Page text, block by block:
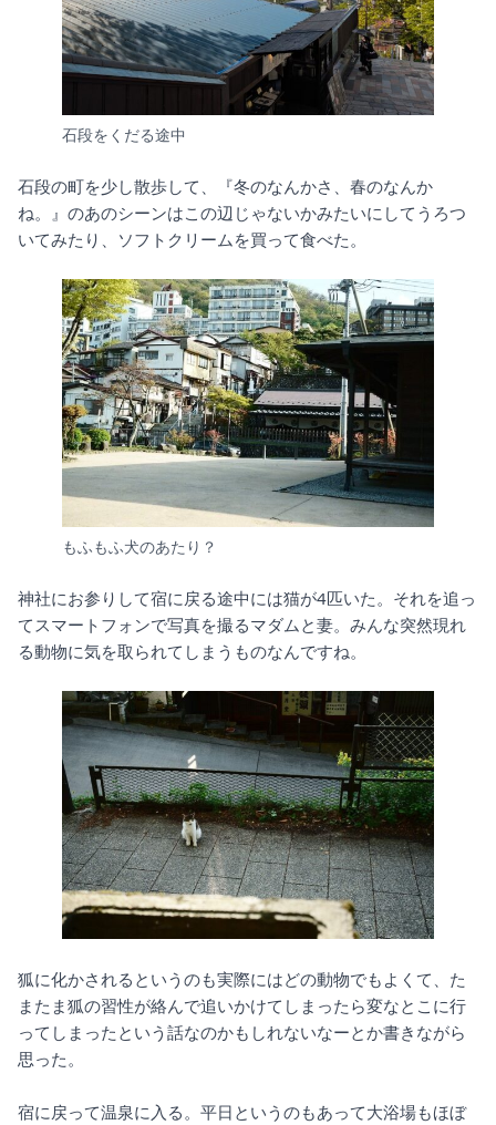
石段をくだる途中
石段の町を少し散歩して、『冬のなんかさ、春のなんか
ね。』のあのシーンはこの辺じゃないかみたいにしてうろつ
いてみたり、ソフトクリームを買って食べた。
もふもふ犬のあたり？
神社にお参りして宿に戻る途中には猫が4匹いた。それを追っ
てスマートフォンで写真を撮るマダムと妻。みんな突然現れ
る動物に気を取られてしまうものなんですね。
狐に化かされるというのも実際にはどの動物でもよくて、た
またま狐の習性が絡んで追いかけてしまったら変なとこに行
ってしまったという話なのかもしれないなーとか書きながら
思った。
宿に戻って温泉に入る。平日というのもあって大浴場もほぼ